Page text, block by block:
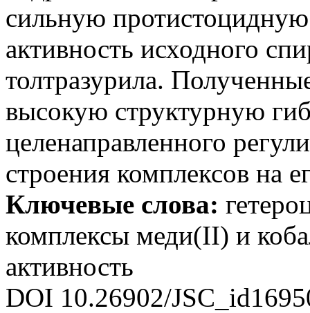
сильную
активность исходного
толтразурила.
высокую структурную
целенаправленного
строения комплексов на
Ключевые слова:
комплексы меди(II) и
активность
DOI 10.26902/